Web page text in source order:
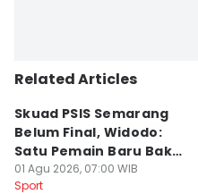
Related Articles
Skuad PSIS Semarang
Belum Final, Widodo:
Satu Pemain Baru Bakal
Gabung
01 Agu 2026, 07:00 WIB
Sport